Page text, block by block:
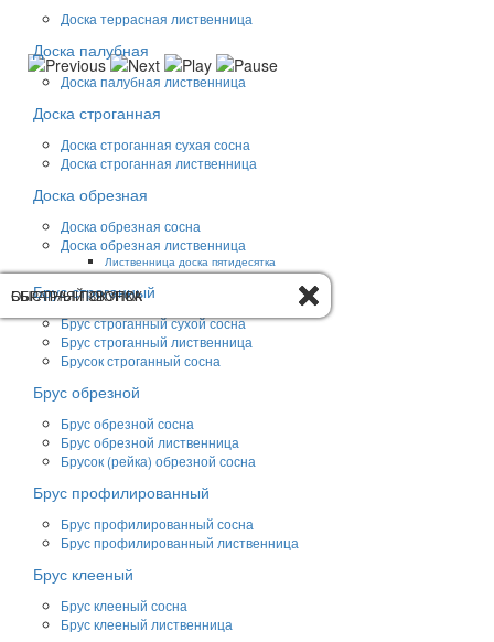
Доска террасная лиственница
Доска палубная
Доска палубная лиственница
Доска строганная
Доска строганная сухая сосна
Доска строганная лиственница
Доска обрезная
Доска обрезная сосна
Доска обрезная лиственница
Лиственница доска пятидесятка
Брус строганный
Брус строганный сухой сосна
Брус строганный лиственница
Брусок строганный сосна
Брус обрезной
Брус обрезной сосна
Брус обрезной лиственница
Брусок (рейка) обрезной сосна
Брус профилированный
Брус профилированный сосна
Брус профилированный лиственница
Брус клееный
Брус клееный сосна
Брус клееный лиственница
ОБРАТНЫЙ ЗВОНОК
БЫСТРАЯ ПОКУПКА